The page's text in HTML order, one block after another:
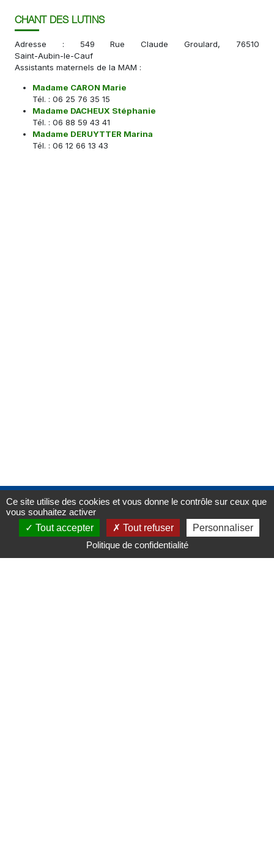
CHANT DES LUTINS
Adresse : 549 Rue Claude Groulard, 76510
Saint-Aubin-le-Cauf
Assistants maternels de la MAM :
Madame CARON Marie
Tél. : 06 25 76 35 15
Madame DACHEUX Stéphanie
Tél. : 06 88 59 43 41
Madame DERUYTTER Marina
Tél. : 06 12 66 13 43
Mairie deSaint-Aubin-le-Cauf
Place Christian PAJOT
76 510 Saint-Aubin-le-Cauf
Ce site utilise des cookies et vous donne le contrôle sur ceux que
vous souhaitez activer
Tout accepter
Tout refuser
Personnaliser
Politique de confidentialité